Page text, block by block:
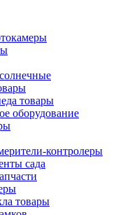
товары
оборудование
контролеры
сада
товары